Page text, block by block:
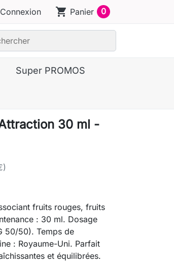
Connexion shopping_cart Panier 0
Super PROMOS
30 ml -
fruits rouges, fruits
: 30 ml. Dosage
50/50). Temps de
: Royaume-Uni. Parfait
et équilibrées.